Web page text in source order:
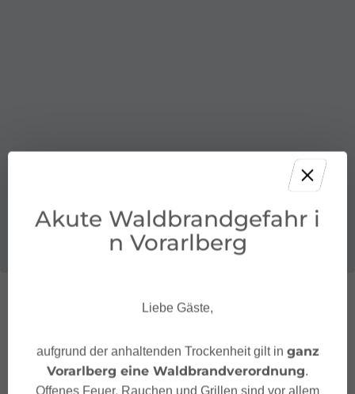
Wegbeschreibung
Akute Waldbrandgefahr i
n Vorarlberg
Liebe Gäste,
aufgrund der anhaltenden Trockenheit gilt in ganz
Vorarlberg eine Waldbrandverordnung.
Offenes Feuer, Rauchen und Grillen sind vor allem